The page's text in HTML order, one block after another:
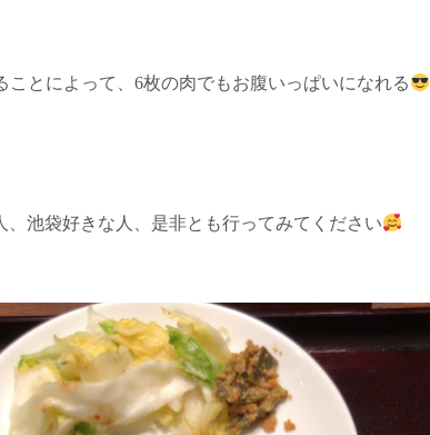
とによって、6枚の肉でもお腹いっぱいになれる
池袋好きな人、是非とも行ってみてください